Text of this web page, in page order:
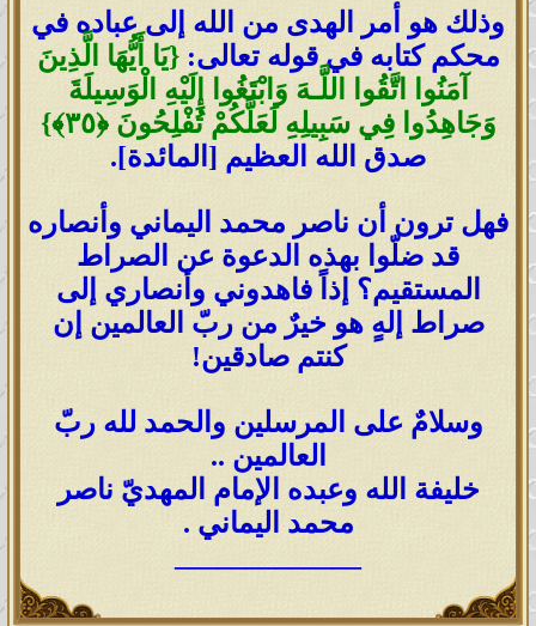
وذلك هو أمر الهدى من الله إلى عباده في
محكم كتابه في قوله تعالى:{يَا أَيُّهَا الَّذِينَ
آمَنُوا اتَّقُوا اللَّـهَ وَابْتَغُوا إِلَيْهِ الْوَسِيلَةَ
وَجَاهِدُوا فِي سَبِيلِهِ لَعَلَّكُمْ تُفْلِحُونَ﴿٣٥﴾}
صدق الله العظيم [المائدة].
فهل ترون أن ناصر محمد اليماني وأنصاره
قد ضلّوا بهذه الدعوة عن الصراط
المستقيم؟ إذاً فاهدوني وأنصاري إلى
صراط إلهٍ هو خيرٌ من ربّ العالمين إن
كنتم صادقين!
وسلامٌ على المرسلين والحمد لله ربّ
العالمين ..
خليفة الله وعبده الإمام المهديّ ناصر
محمد اليماني .